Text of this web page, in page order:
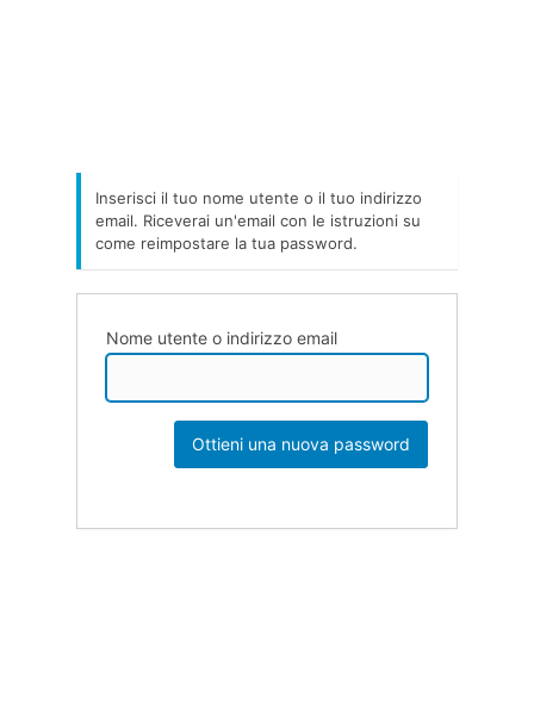
Inserisci il tuo nome utente o il tuo indirizzo
email. Riceverai un'email con le istruzioni su
come reimpostare la tua password.
Nome utente o indirizzo email